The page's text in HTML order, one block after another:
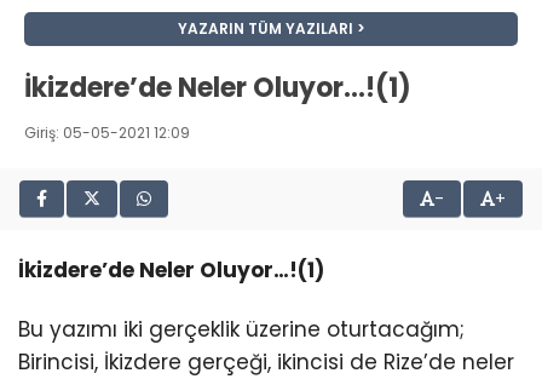
YAZARIN TÜM YAZILARI
İkizdere’de Neler Oluyor…!(1)
Giriş: 05-05-2021 12:09
- +
İkizdere’de Neler Oluyor…!(1)
Bu yazımı iki gerçeklik üzerine oturtacağım;
Birincisi, İkizdere gerçeği, ikincisi de Rize’de neler